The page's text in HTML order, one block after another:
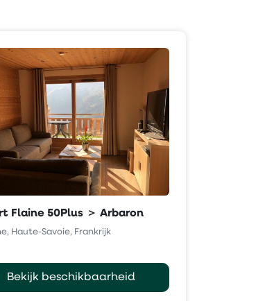
Flaine 50Plus ＞ Arbaron
Haute-Savoie, Frankrijk
Bekijk beschikbaarheid